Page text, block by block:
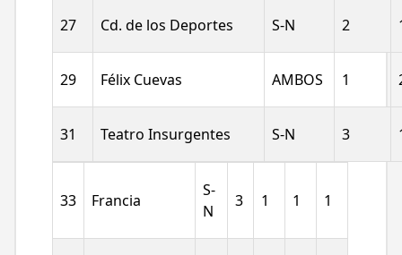
27 Cd. de los Deportes S-N 2
29 Félix Cuevas AMBOS 1
31 Teatro Insurgentes S-N 3
33 Francia
S-
N
3 1 1 1